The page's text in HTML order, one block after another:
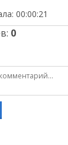
: 00:00:21
: 0